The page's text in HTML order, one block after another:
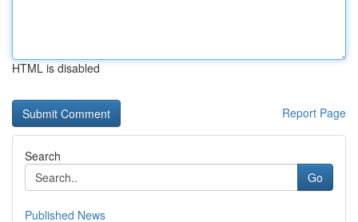
HTML is disabled
Report Page
Search
Go
Published News